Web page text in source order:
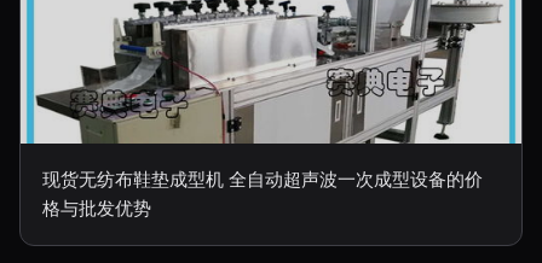
现货无纺布鞋垫成型机 全自动超声波一次成型设备的价
格与批发优势